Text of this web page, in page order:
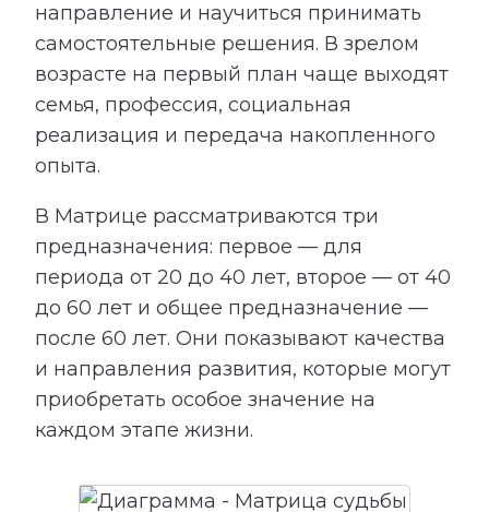
направление и научиться принимать
самостоятельные решения. В зрелом
возрасте на первый план чаще выходят
семья, профессия, социальная
реализация и передача накопленного
опыта.
В Матрице рассматриваются три
предназначения: первое — для
периода от 20 до 40 лет, второе — от 40
до 60 лет и общее предназначение —
после 60 лет. Они показывают качества
и направления развития, которые могут
приобретать особое значение на
каждом этапе жизни.